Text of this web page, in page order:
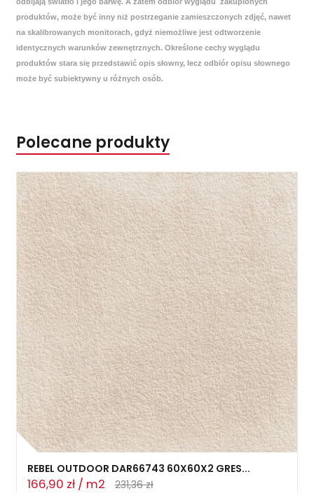
produktów, może być inny niż postrzeganie zamieszczonych zdjęć, nawet
na skalibrowanych monitorach, gdyż niemożliwe jest odtworzenie
identycznych warunków zewnętrznych. Określone cechy wyglądu
produktów stara się przedstawić opis słowny, lecz odbiór opisu słownego
może być subiektywny u różnych osób.
Polecane produkty
REBEL OUTDOOR DAR66743 60X60X2 GRES...
166,90 zł / m2
231,36 zł